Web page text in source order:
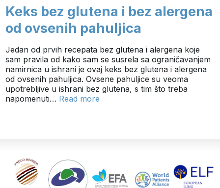
Keks bez glutena i bez alergena
od ovsenih pahuljica
Jedan od prvih recepata bez glutena i alergena koje
sam pravila od kako sam se susrela sa ograničavanjem
namirnica u ishrani je ovaj keks bez glutena i alergena
od ovsenih pahuljica. Ovsene pahuljice su veoma
upotrebljive u ishrani bez glutena, s tim što treba
napomenuti… Read more